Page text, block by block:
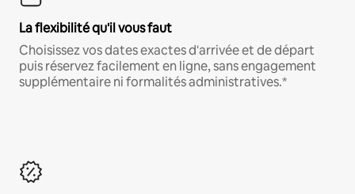
La flexibilité qu'il vous faut
Choisissez vos dates exactes d'arrivée et de départ
puis réservez facilement en ligne, sans engagement
supplémentaire ni formalités administratives.*